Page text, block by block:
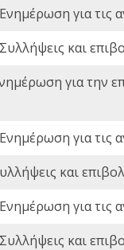
Ενημέρωση για τις
Συλλήψεις και
για την
Ενημέρωση για τις
και
Ενημέρωση για τις
Συλλήψεις και